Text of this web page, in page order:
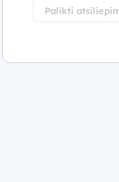
Palikti